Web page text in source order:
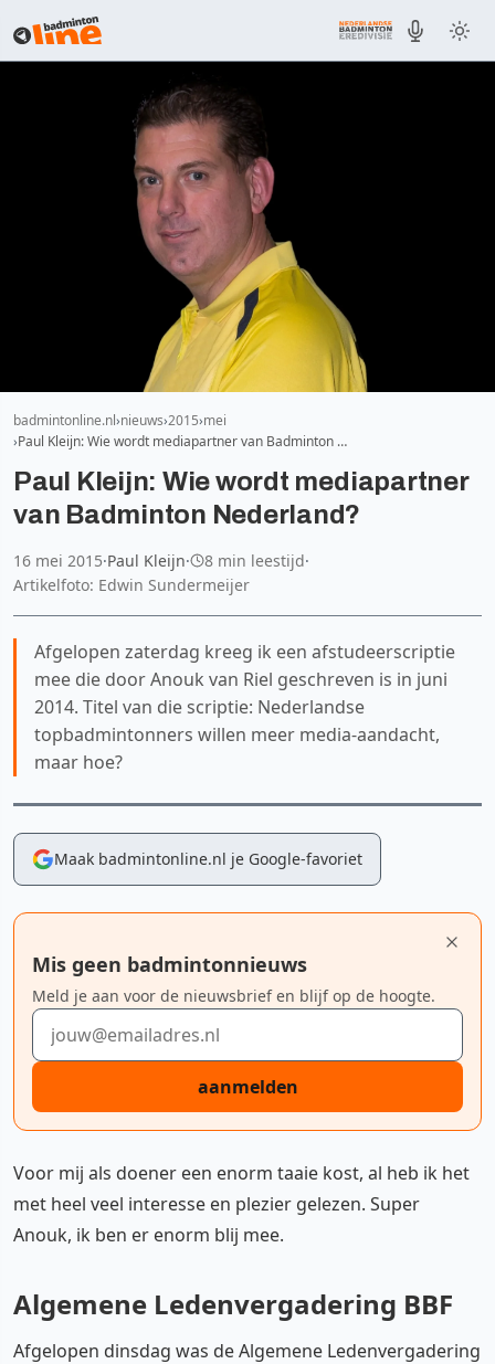
badmintonline.nl nieuws 2015 mei
Paul Kleijn: Wie wordt mediapartner van Badminton …
Paul Kleijn: Wie wordt mediapartner
van Badminton Nederland?
16 mei 2015·Paul Kleijn· 8 min leestijd·
Artikelfoto: Edwin Sundermeijer
Afgelopen zaterdag kreeg ik een afstudeerscriptie
mee die door Anouk van Riel geschreven is in juni
2014. Titel van die scriptie: Nederlandse
topbadmintonners willen meer media-aandacht,
maar hoe?
Maak badmintonline.nl je Google-favoriet
Mis geen badmintonnieuws
Meld je aan voor de nieuwsbrief en blijf op de hoogte.
E-mailadres
aanmelden
Voor mij als doener een enorm taaie kost, al heb ik het
met heel veel interesse en plezier gelezen. Super
Anouk, ik ben er enorm blij mee.
Algemene Ledenvergadering BBF
Afgelopen dinsdag was de Algemene Ledenvergadering